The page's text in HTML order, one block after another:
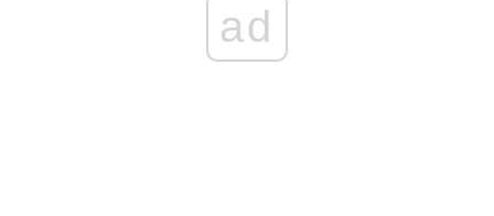
ad